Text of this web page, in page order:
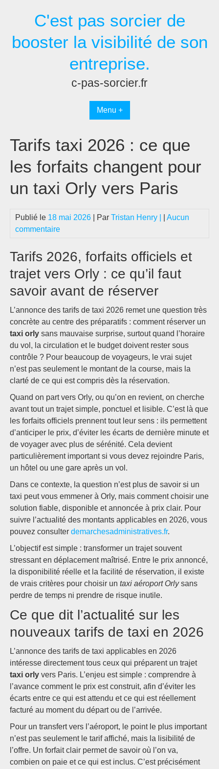
C'est pas sorcier de
booster la visibilité de son
entreprise.
c-pas-sorcier.fr
Menu +
Tarifs taxi 2026 : ce que
les forfaits changent pour
un taxi Orly vers Paris
Publié le 18 mai 2026 | Par Tristan Henry |
Aucun
commentaire
Tarifs 2026, forfaits officiels et
trajet vers Orly : ce qu’il faut
savoir avant de réserver
L’annonce des tarifs de taxi 2026 remet une question très
concrète au centre des préparatifs : comment réserver un
taxi orly sans mauvaise surprise, surtout quand l’horaire
du vol, la circulation et le budget doivent rester sous
contrôle ? Pour beaucoup de voyageurs, le vrai sujet
n’est pas seulement le montant de la course, mais la
clarté de ce qui est compris dès la réservation.
Quand on part vers Orly, ou qu’on en revient, on cherche
avant tout un trajet simple, ponctuel et lisible. C’est là que
les forfaits officiels prennent tout leur sens : ils permettent
d’anticiper le prix, d’éviter les écarts de dernière minute et
de voyager avec plus de sérénité. Cela devient
particulièrement important si vous devez rejoindre Paris,
un hôtel ou une gare après un vol.
Dans ce contexte, la question n’est plus de savoir si un
taxi peut vous emmener à Orly, mais comment choisir une
solution fiable, disponible et annoncée à prix clair. Pour
suivre l’actualité des montants applicables en 2026, vous
pouvez consulter demarchesadministratives.fr.
L’objectif est simple : transformer un trajet souvent
stressant en déplacement maîtrisé. Entre le prix annoncé,
la disponibilité réelle et la facilité de réservation, il existe
de vrais critères pour choisir un taxi aéroport Orlysans
perdre de temps ni prendre de risque inutile.
Ce que dit l’actualité sur les
nouveaux tarifs de taxi en 2026
L’annonce des tarifs de taxi applicables en 2026
intéresse directement tous ceux qui préparent un trajet
taxi orly vers Paris. L’enjeu est simple : comprendre à
l’avance comment le prix est construit, afin d’éviter les
écarts entre ce qui est attendu et ce qui est réellement
facturé au moment du départ ou de l’arrivée.
Pour un transfert vers l’aéroport, le point le plus important
n’est pas seulement le tarif affiché, mais la lisibilité de
l’offre. Un forfait clair permet de savoir où l’on va,
combien on paie et ce qui est inclus. C’est précisément